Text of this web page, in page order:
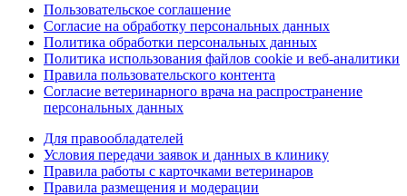
Пользовательское соглашение
Согласие на обработку персональных данных
Политика обработки персональных данных
Политика использования файлов cookie и веб-аналитики
Правила пользовательского контента
Согласие ветеринарного врача на распространение
персональных данных
Для правообладателей
Условия передачи заявок и данных в клинику
Правила работы с карточками ветеринаров
Правила размещения и модерации